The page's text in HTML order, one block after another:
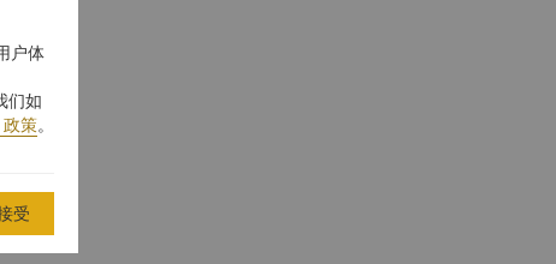
摇篮”，以其“水美、岩奇、瀑多、村古、林秀” 闻
誉，国家4A级景区，奇峰怪石、神秘幽洞，自然景
程）
疗养院均系省市级文保建筑。
距酒店约2小时车程）
总面积4.81平方千米，由刘基庙和百丈漈两大核心
户体
们如
策。
受